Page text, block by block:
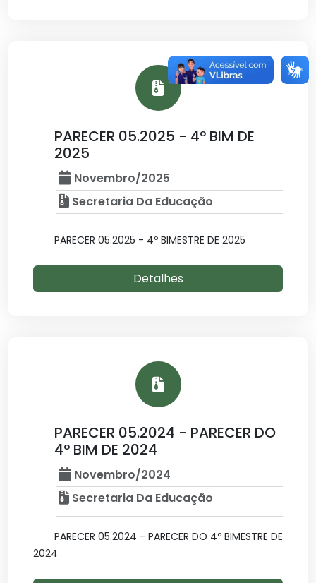
PARECER 05.2025 - 4º BIM DE
2025
Novembro/2025
Secretaria Da Educação
PARECER 05.2025 - 4º BIMESTRE DE 2025
Detalhes
PARECER 05.2024 - PARECER DO
4º BIM DE 2024
Novembro/2024
Secretaria Da Educação
PARECER 05.2024 - PARECER DO 4º BIMESTRE DE
2024